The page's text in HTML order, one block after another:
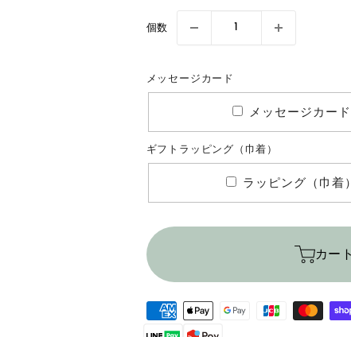
個数
メッセージカード
メッセージカー
ギフトラッピング（巾着）
ラッピング（巾着
カー